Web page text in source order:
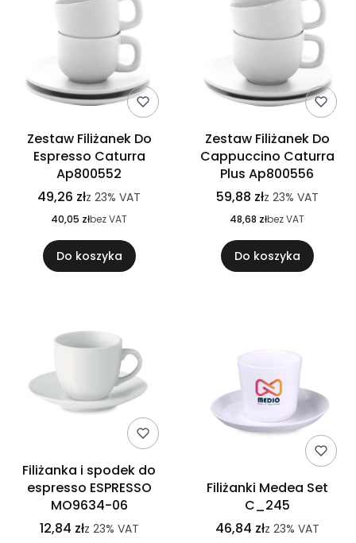
Zestaw Filiżanek Do
Espresso Caturra
Ap800552
49,26 złz 23% VAT
40,05 złbez VAT
Do koszyka
Zestaw Filiżanek Do
Cappuccino Caturra
Plus Ap800556
59,88 złz 23% VAT
48,68 złbez VAT
Do koszyka
Filiżanka i spodek do
espresso ESPRESSO
MO9634-06
12,84 złz 23% VAT
Filiżanki Medea Set
C_245
46,84 złz 23% VAT